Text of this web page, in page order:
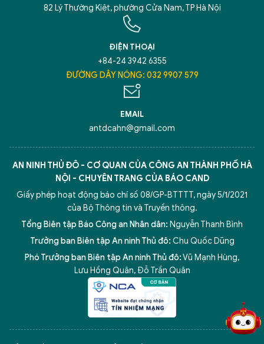
82 Lý Thường Kiệt, phường Cửa Nam, TP Hà Nội
ĐIỆN THOẠI
+84-24 3942 6355
ĐƯỜNG DÂY NÓNG: 032 9907 579
EMAIL
antdcahn@gmail.com
AN NINH THỦ ĐÔ - CƠ QUAN CỦA CÔNG AN THÀNH PHỐ HÀ
NỘI - CHUYÊN TRANG CỦA BÁO CAND
Giấy phép hoạt động báo chí số 08/GP-BTTTT, ngày 5/1/2021
của Bộ Thông tin và Truyền thông.
Tổng Biên tập Báo Công an Nhân dân: Nguyễn Thanh Bình
Trưởng ban Biên tập An ninh Thủ đô: Chu Quốc Dũng
Phó Trưởng ban Biên tập An ninh Thủ đô:Vũ Mạnh Hùng,
Lưu Hồng Quân, Đỗ Trần Quân
5 điểm nghẽn của Hà Nội giải pháp xử lý điểm nghẽn của